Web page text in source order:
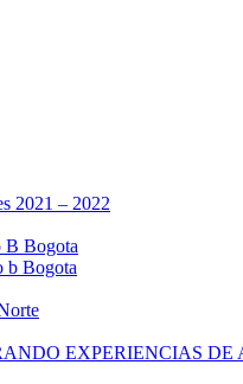
2021 – 2022
B Bogota
b Bogota
EXPERIENCIAS